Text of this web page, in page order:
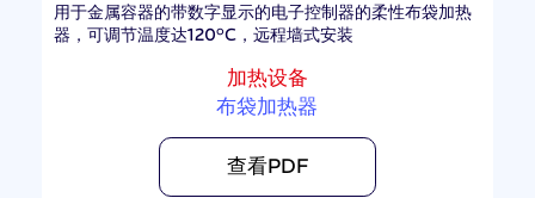
用于金属容器的带数字显示的电子控制器的柔性布袋加热
器，可调节温度达120°C，远程墙式安装
加热设备
布袋加热器
查看PDF